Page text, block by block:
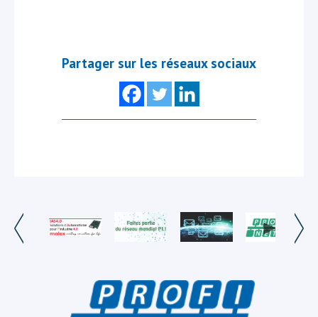
Partager sur les réseaux sociaux